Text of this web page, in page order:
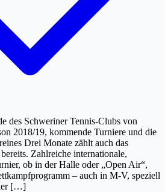
des Schweriner Tennis-Clubs von
2018/19, kommende Turniere und die
Drei Monate zählt auch das
Zahlreiche internationale,
ob in der Halle oder „Open Air“,
– auch in M-V, speziell
[…]